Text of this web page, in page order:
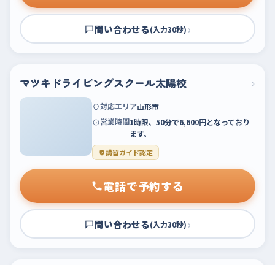
問い合わせる(入力30秒) ›
マツキドライビングスクール太陽校 ›
対応エリア山形市
営業時間1時限、50分で6,600円となっており
ます。
講習ガイド認定
電話で予約する
問い合わせる(入力30秒) ›